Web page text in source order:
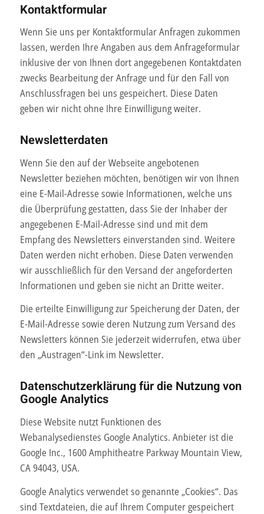
Kontaktformular
Wenn Sie uns per Kontaktformular Anfragen zukommen
lassen, werden Ihre Angaben aus dem Anfrageformular
inklusive der von Ihnen dort angegebenen Kontaktdaten
zwecks Bearbeitung der Anfrage und für den Fall von
Anschlussfragen bei uns gespeichert. Diese Daten
geben wir nicht ohne Ihre Einwilligung weiter.
Newsletterdaten
Wenn Sie den auf der Webseite angebotenen
Newsletter beziehen möchten, benötigen wir von Ihnen
eine E-Mail-Adresse sowie Informationen, welche uns
die Überprüfung gestatten, dass Sie der Inhaber der
angegebenen E-Mail-Adresse sind und mit dem
Empfang des Newsletters einverstanden sind. Weitere
Daten werden nicht erhoben. Diese Daten verwenden
wir ausschließlich für den Versand der angeforderten
Informationen und geben sie nicht an Dritte weiter.
Die erteilte Einwilligung zur Speicherung der Daten, der
E-Mail-Adresse sowie deren Nutzung zum Versand des
Newsletters können Sie jederzeit widerrufen, etwa über
den „Austragen“-Link im Newsletter.
Datenschutzerklärung für die Nutzung von
Google Analytics
Diese Website nutzt Funktionen des
Webanalysedienstes Google Analytics. Anbieter ist die
Google Inc., 1600 Amphitheatre Parkway Mountain View,
CA 94043, USA.
Google Analytics verwendet so genannte „Cookies“. Das
sind Textdateien, die auf Ihrem Computer gespeichert